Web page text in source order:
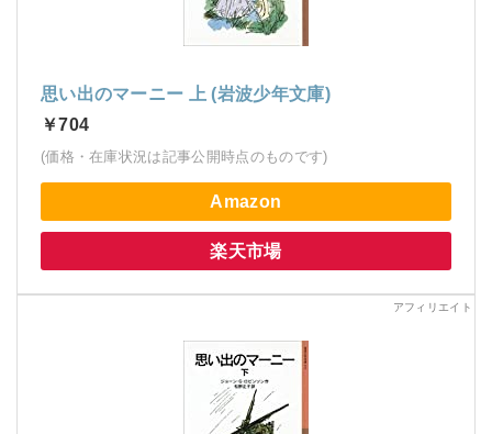
思い出のマーニー 上 (岩波少年文庫)
￥704
(価格・在庫状況は記事公開時点のものです)
Amazon
楽天市場